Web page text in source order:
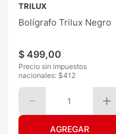
TRILUX
Bolígrafo Trilux Negro
$ 499,00
Precio sin impuestos
nacionales: $412
1